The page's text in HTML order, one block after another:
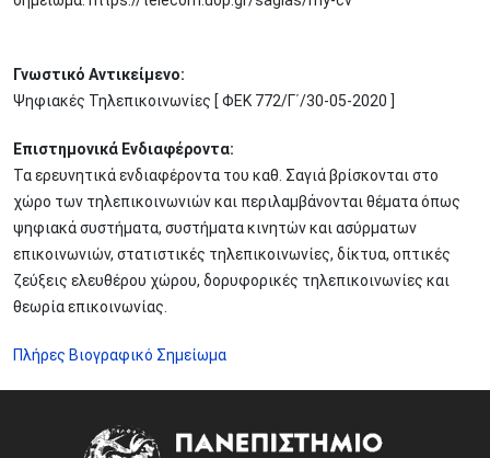
Γνωστικό Αντικείμενο:
Ψηφιακές Τηλεπικοινωνίες [ ΦΕΚ 772/Γ΄/30-05-2020 ]
Επιστημονικά Ενδιαφέροντα:
Τα ερευνητικά ενδιαφέροντα του καθ. Σαγιά βρίσκονται στο
χώρο των τηλεπικοινωνιών και περιλαμβάνονται θέματα όπως
ψηφιακά συστήματα, συστήματα κινητών και ασύρματων
επικοινωνιών, στατιστικές τηλεπικοινωνίες, δίκτυα, οπτικές
ζεύξεις ελευθέρου χώρου, δορυφορικές τηλεπικοινωνίες και
θεωρία επικοινωνίας.
Πλήρες Βιογραφικό Σημείωμα